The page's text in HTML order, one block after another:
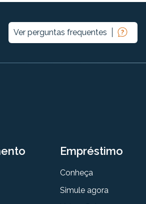
Ver perguntas frequentes
Empréstimo
Conheça
Simule agora